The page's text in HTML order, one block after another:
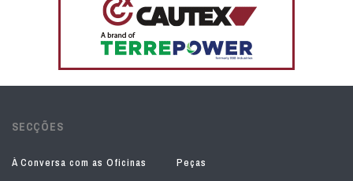
SECÇÕES
À Conversa com as Oficinas
Peças